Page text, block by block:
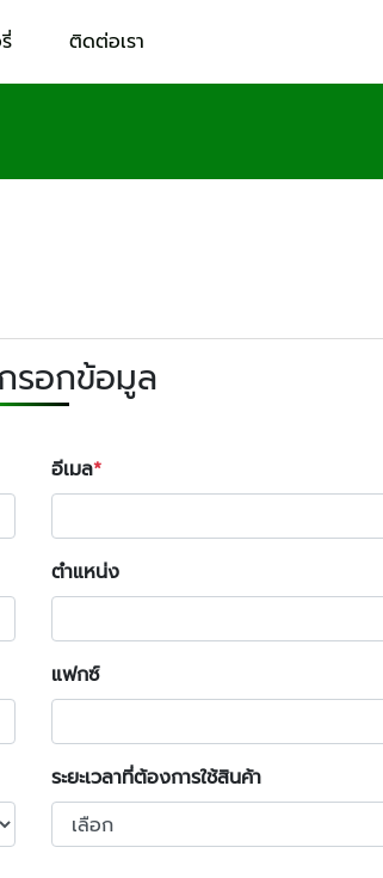
ติดต่อเรา
รอกข้อมูล
อีเมล
ตำแหน่ง
แฟกซ์
ระยะเวลาที่ต้องการใช้สินค้า